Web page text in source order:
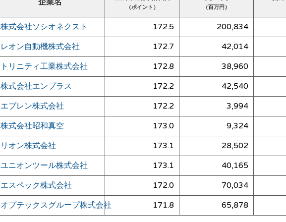
企業名
（ポイント） （百万円）
株式会社ソシオネクスト 172.5
200,834
レオン自動機株式会社 172.7
42,014
トリニティ工業株式会社 172.8
38,960
株式会社エンプラス 172.2
42,540
エブレン株式会社 172.2
3,994
株式会社昭和真空 173.0
9,324
リオン株式会社 173.1
28,502
ユニオンツール株式会社 173.1
40,165
エスペック株式会社 172.0
70,034
オプテックスグループ株式会社 171.8 65,878